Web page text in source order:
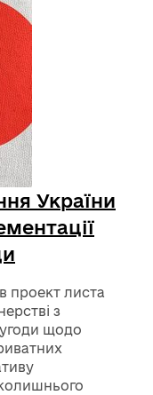
України
проект листа
з
угоди щодо